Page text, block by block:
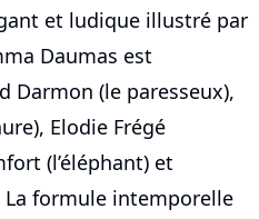
et ludique illustré par
Daumas est
Darmon (le paresseux),
Elodie Frégé
(l’éléphant) et
La formule intemporelle